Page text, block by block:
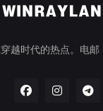
越时代的热点。电